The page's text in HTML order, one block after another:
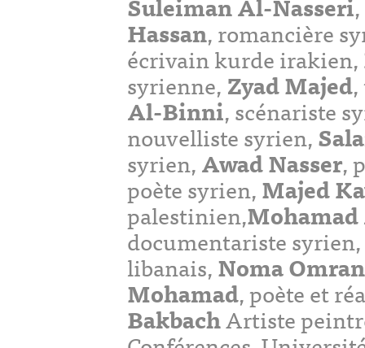
Hassan, romancière
écrivain kurde irakien,
syrienne,Zyad Majed
Al-Binni, scénariste
nouvelliste syrien,
syrien,Awad Nasser,
poète syrien,Majed
palestinien,
documentariste syrien,
libanais,Noma
Mohamad, poète et
BakbachArtiste